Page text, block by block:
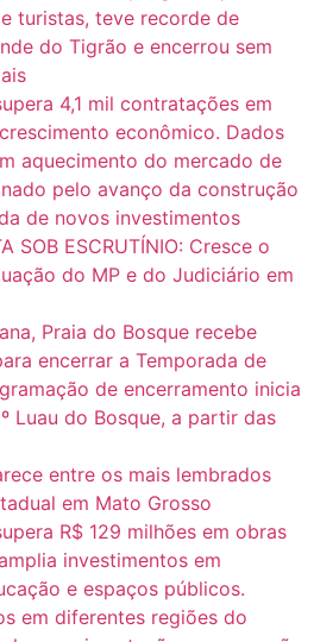
turistas, teve recorde de
do Tigrão e encerrou sem
4,1 mil contratações em
econômico. Dados
aquecimento do mercado de
pelo avanço da construção
de novos investimentos
SOB ESCRUTÍNIO: Cresce o
do MP e do Judiciário em
Praia do Bosque recebe
encerrar a Temporada de
de encerramento inicia
Luau do Bosque, a partir das
entre os mais lembrados
em Mato Grosso
R$ 129 milhões em obras
investimentos em
e espaços públicos.
em diferentes regiões do